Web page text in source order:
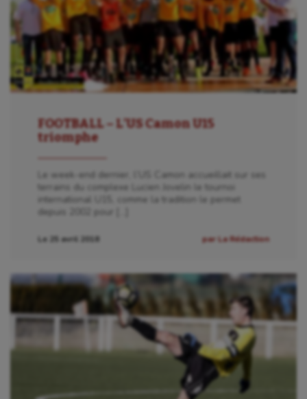
FOOTBALL – L’US Camon U15
triomphe
Le week-end dernier, l’US Camon accueillait sur ses
terrains du complexe Lucien Jovelin le tournoi
international U15, comme la tradition le permet
depuis 2002 pour […]
Le 25 avril 2018 par La Rédaction